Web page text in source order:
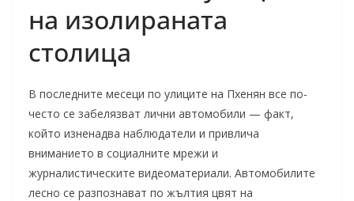
на изолираната
столица
В последните месеци по улиците на Пхенян все по-
често се забелязват лични автомобили — факт,
който изненадва наблюдатели и привлича
вниманието в социалните мрежи и
журналистическите видеоматериали. Автомобилите
лесно се разпознават по жълтия цвят на